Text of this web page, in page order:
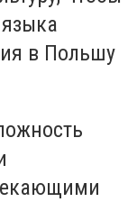
в Польшу